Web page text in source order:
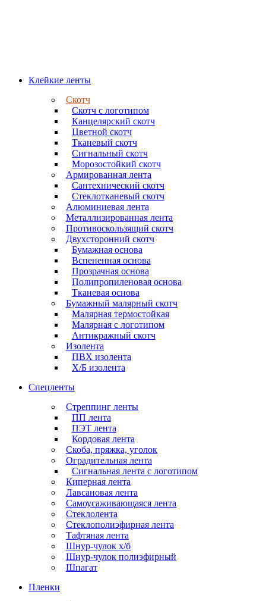
Клейкие ленты
Скотч
Скотч с логотипом
Канцелярский скотч
Цветной скотч
Тканевый скотч
Сигнальный скотч
Морозостойкий скотч
Армированная лента
Сантехнический скотч
Стеклотканевый скотч
Алюминиевая лента
Металлизированная лента
Противоскользящий скотч
Двухсторонний скотч
Бумажная основа
Вспененная основа
Прозрачная основа
Полипропиленовая основа
Тканевая основа
Бумажный малярный скотч
Малярная термостойкая
Малярная с логотипом
Антикражный скотч
Изолента
ПВХ изолента
Х/Б изолента
Спецленты
Стреппинг ленты
ПП лента
ПЭТ лента
Кордовая лента
Скоба, пряжка, уголок
Оградительная лента
Сигнальная лента с логотипом
Киперная лента
Лавсановая лента
Самоусаживающаяся лента
Стеклолента
Стеклополиэфирная лента
Тафтяная лента
Шнур-чулок х/б
Шнур-чулок полиэфирный
Шпагат
Пленки